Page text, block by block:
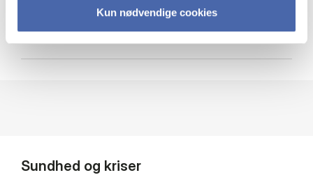
Kun nødvendige cookies
Cybersikkerhed
Sundhed og kriser